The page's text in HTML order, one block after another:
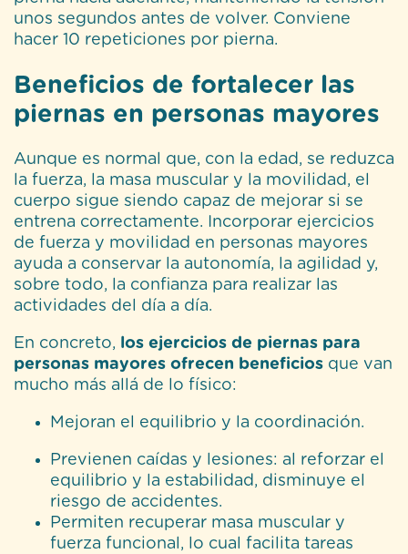
unos segundos antes de volver. Conviene
hacer 10 repeticiones por pierna.
Beneficios de fortalecer las
piernas en personas mayores
Aunque es normal que, con la edad, se reduzca
la fuerza, la masa muscular y la movilidad, el
cuerpo sigue siendo capaz de mejorar si se
entrena correctamente. Incorporar ejercicios
de fuerza y movilidad en personas mayores
ayuda a conservar la autonomía, la agilidad y,
sobre todo, la confianza para realizar las
actividades del día a día.
En concreto, los ejercicios de piernas para
personas mayores ofrecen beneficios que van
mucho más allá de lo físico:
Mejoran el equilibrio y la coordinación.
Previenen caídas y lesiones: al reforzar el
equilibrio y la estabilidad, disminuye el
riesgo de accidentes.
Permiten recuperar masa muscular y
fuerza funcional, lo cual facilita tareas